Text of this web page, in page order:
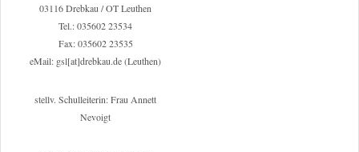
03116 Drebkau / OT Leuthen
Tel.: 035602 23534
Fax: 035602 23535
eMail: gsl[at]drebkau.de (Leuthen)
stellv. Schulleiterin: Frau Annett
Nevoigt